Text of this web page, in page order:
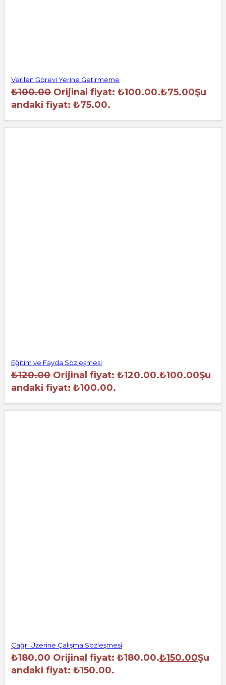
Verilen Görevi Yerine Getirmeme
₺100.00 Orijinal fiyat: ₺100.00.₺75.00Şu
andaki fiyat: ₺75.00.
Eğitim ve Fayda Sözleşmesi
₺120.00 Orijinal fiyat: ₺120.00.₺100.00Şu
andaki fiyat: ₺100.00.
Çağrı Üzerine Çalışma Sözleşmesi
₺180.00 Orijinal fiyat: ₺180.00.₺150.00Şu
andaki fiyat: ₺150.00.